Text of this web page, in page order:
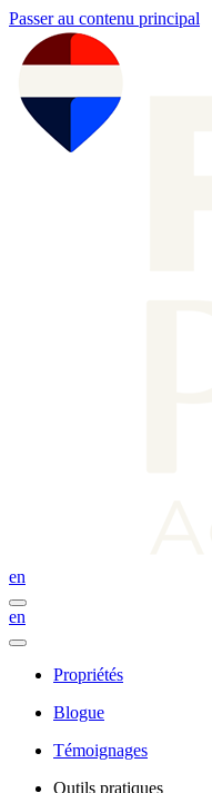
Passer au contenu principal
en
en
Propriétés
Blogue
Témoignages
Outils pratiques